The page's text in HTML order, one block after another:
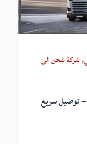
,شركة شحن الى
توصيل سريع